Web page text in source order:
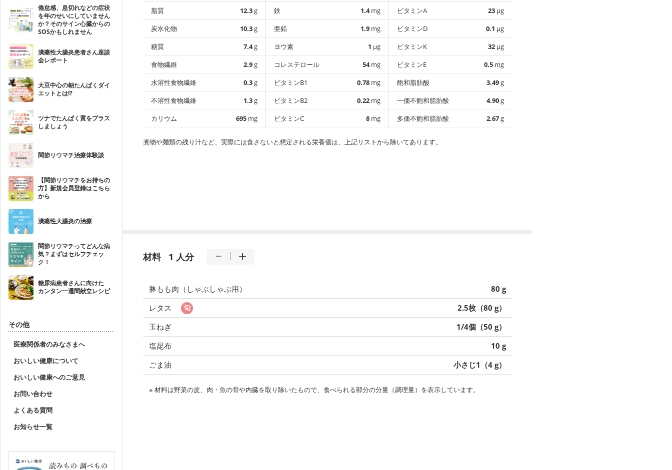
倦怠感、息切れなどの症状
を年のせいにしていません
か？そのサイン心臓からの
SOSかもしれません
潰瘍性大腸炎患者さん座談
会レポート
大豆中心の朝たんぱくダイ
エットとは!?
ツナでたんぱく質をプラス
しましょう
関節リウマチ治療体験談
【関節リウマチをお持ちの
方】新規会員登録はこちら
から
潰瘍性大腸炎の治療
関節リウマチってどんな病
気？まずはセルフチェッ
ク！
糖尿病患者さんに向けた
カンタン一週間献立レシピ
その他
医療関係者のみなさまへ
おいしい健康について
おいしい健康へのご意見
お問い合わせ
よくある質問
お知らせ一覧
脂質
12.3g
炭水化物
10.3g
糖質
7.4g
食物繊維
2.9g
水溶性食物繊維
0.3g
不溶性食物繊維
1.3g
カリウム
695 mg
鉄
1.4mg
亜鉛
1.9 mg
ヨウ素
1 µg
コレステロール
54mg
ビタミンB1
0.78 mg
ビタミンB2
0.22 mg
ビタミンC
8 mg
ビタミンA
23 µg
ビタミンD
0.1 µg
ビタミンK
32 µg
ビタミンE
0.5 mg
飽和脂肪酸
3.49g
一価不飽和脂肪酸
4.90g
多価不飽和脂肪酸
2.67g
煮物や麺類の残り汁など、実際には食さないと想定される栄養価は、上記リストから除いてあります。
材料 1 人分
豚もも肉（しゃぶしゃぶ用）
80 g
レタス
2.5枚（80 g）
玉ねぎ
1/4個（50 g）
塩昆布
10 g
ごま油
小さじ1（4 g）
※ 材料は野菜の皮、肉・魚の骨や内臓を取り除いたもので、食べられる部分の分量（調理量）を表示しています。